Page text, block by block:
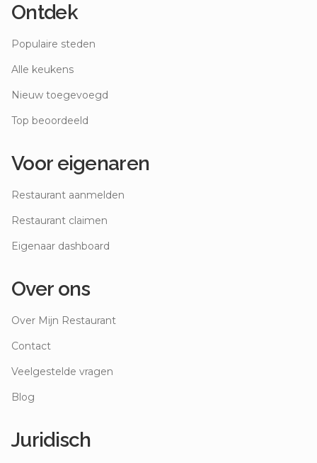
Ontdek
Populaire steden
Alle keukens
Nieuw toegevoegd
Top beoordeeld
Voor eigenaren
Restaurant aanmelden
Restaurant claimen
Eigenaar dashboard
Over ons
Over Mijn Restaurant
Contact
Veelgestelde vragen
Blog
Juridisch